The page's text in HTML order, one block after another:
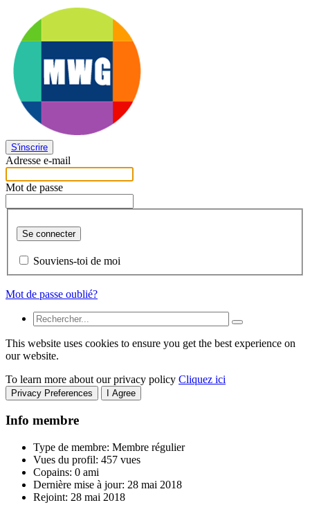
S'inscrire
Adresse e-mail
Mot de passe
Se connecter
Souviens-toi de moi
Mot de passe oublié?
This website uses cookies to ensure you get the best experience on
our website.
To learn more about our privacy policy Cliquez ici
Privacy Preferences I Agree
Info membre
Type de membre: Membre régulier
Vues du profil: 457 vues
Copains: 0 ami
Dernière mise à jour: 28 mai 2018
Rejoint: 28 mai 2018